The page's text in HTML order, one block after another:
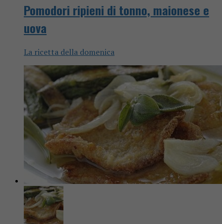
Pomodori ripieni di tonno, maionese e
uova
La ricetta della domenica